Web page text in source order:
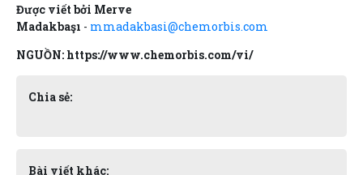
Được viết bởi Merve
Madakbaşı - mmadakbasi@chemorbis.com
NGUỒN: https://www.chemorbis.com/vi/
Chia sẻ:
Bài viết khác: